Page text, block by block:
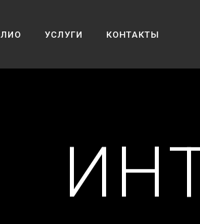
УСЛУГИ КОНТАКТЫ